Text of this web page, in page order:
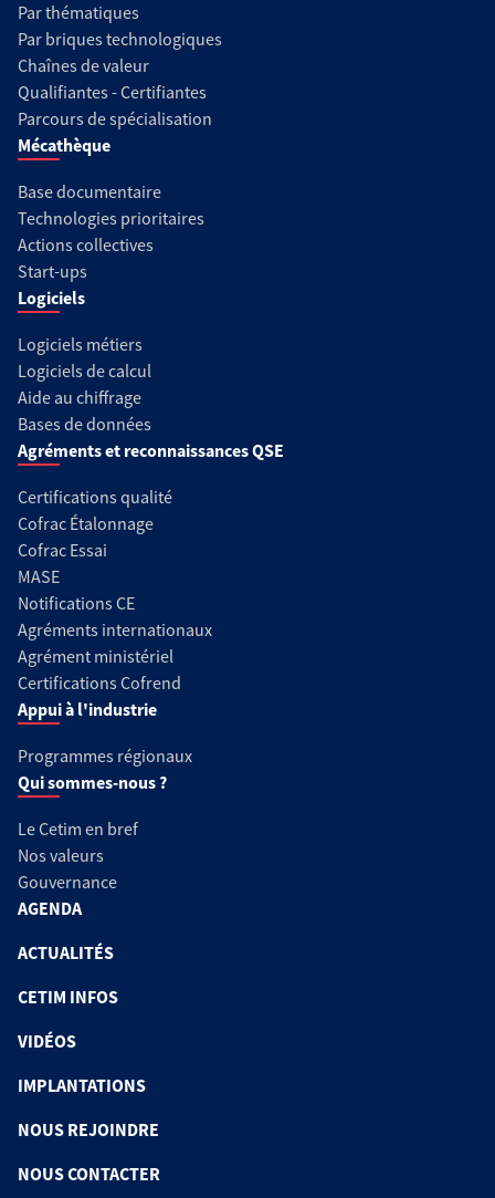
Par thématiques
Par briques technologiques
Chaînes de valeur
Qualifiantes - Certifiantes
Parcours de spécialisation
Mécathèque
Base documentaire
Technologies prioritaires
Actions collectives
Start-ups
Logiciels
Logiciels métiers
Logiciels de calcul
Aide au chiffrage
Bases de données
Agréments et reconnaissances QSE
Certifications qualité
Cofrac Étalonnage
Cofrac Essai
MASE
Notifications CE
Agréments internationaux
Agrément ministériel
Certifications Cofrend
Appui à l'industrie
Programmes régionaux
Qui sommes-nous ?
Le Cetim en bref
Nos valeurs
Gouvernance
AGENDA
ACTUALITÉS
CETIM INFOS
VIDÉOS
IMPLANTATIONS
NOUS REJOINDRE
NOUS CONTACTER